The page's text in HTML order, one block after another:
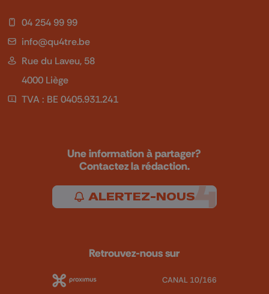
04 254 99 99
info@qu4tre.be
Rue du Laveu, 58
4000 Liège
TVA : BE 0405.931.241
Une information à partager?
Contactez la rédaction.
ALERTEZ-NOUS
Retrouvez-nous sur
CANAL 10/166